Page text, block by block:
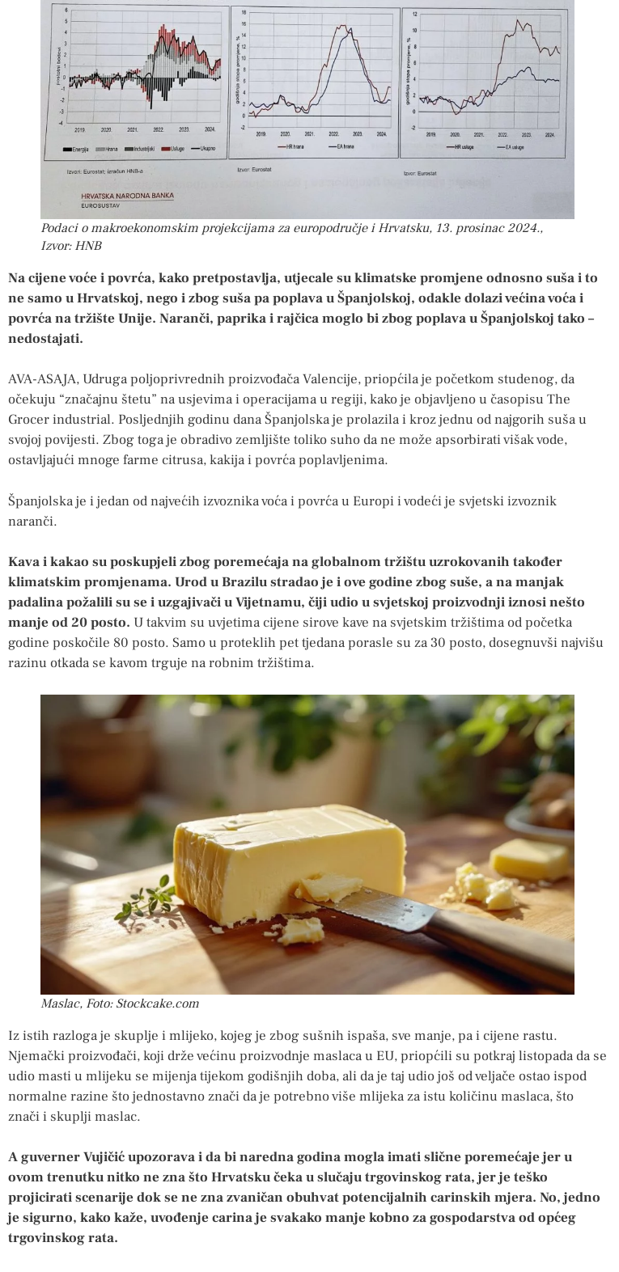
Podaci o makroekonomskim projekcijama za europodručje i Hrvatsku, 13. prosinac 2024.,
Izvor: HNB
Na cijene voće i povrća, kako pretpostavlja, utjecale su klimatske promjene odnosno suša i to
ne samo u Hrvatskoj, nego i zbog suša pa poplava u Španjolskoj, odakle dolazi većina voća i
povrća na tržište Unije. Naranči, paprika i rajčica moglo bi zbog poplava u Španjolskoj tako –
nedostajati.
AVA-ASAJA, Udruga poljoprivrednih proizvođača Valencije, priopćila je početkom studenog, da
očekuju “značajnu štetu” na usjevima i operacijama u regiji, kako je objavljeno u časopisu The
Grocer industrial. Posljednjih godinu dana Španjolska je prolazila i kroz jednu od najgorih suša u
svojoj povijesti. Zbog toga je obradivo zemljište toliko suho da ne može apsorbirati višak vode,
ostavljajući mnoge farme citrusa, kakija i povrća poplavljenima.
Španjolska je i jedan od najvećih izvoznika voća i povrća u Europi i vodeći je svjetski izvoznik
naranči.
Kava i kakao su poskupjeli zbog poremećaja na globalnom tržištu uzrokovanih također
klimatskim promjenama. Urod u Brazilu stradao je i ove godine zbog suše, a na manjak
padalina požalili su se i uzgajivači u Vijetnamu, čiji udio u svjetskoj proizvodnji iznosi nešto
manje od 20 posto. U takvim su uvjetima cijene sirove kave na svjetskim tržištima od početka
godine poskočile 80 posto. Samo u proteklih pet tjedana porasle su za 30 posto, dosegnuvši najvišu
razinu otkada se kavom trguje na robnim tržištima.
Maslac, Foto: Stockcake.com
Iz istih razloga je skuplje i mlijeko, kojeg je zbog sušnih ispaša, sve manje, pa i cijene rastu.
Njemački proizvođači, koji drže većinu proizvodnje maslaca u EU, priopćili su potkraj listopada da se
udio masti u mlijeku se mijenja tijekom godišnjih doba, ali da je taj udio još od veljače ostao ispod
normalne razine što jednostavno znači da je potrebno više mlijeka za istu količinu maslaca, što
znači i skuplji maslac.
A guverner Vujičić upozorava i da bi naredna godina mogla imati slične poremećaje jer u
ovom trenutku nitko ne zna što Hrvatsku čeka u slučaju trgovinskog rata, jer je teško
projicirati scenarije dok se ne zna zvaničan obuhvat potencijalnih carinskih mjera. No, jedno
je sigurno, kako kaže, uvođenje carina je svakako manje kobno za gospodarstva od općeg
trgovinskog rata.